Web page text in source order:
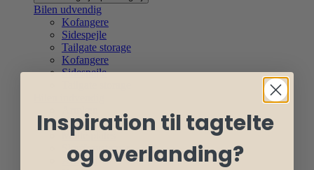
Bilen udvendig
Kofangere
Sidespejle
Tailgate storage
Kofangere
Sidespejle
Køkkensystemer
Molle plates
Skuffesystemer
Armlæn
Inspiration til tagtelte
og overlanding?